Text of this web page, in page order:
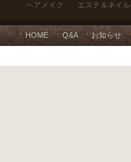
ヘアメイク エステ＆ネイル
HOME Q&A お知らせ